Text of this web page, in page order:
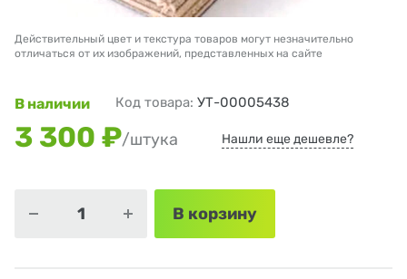
Действительный цвет и текстура товаров могут незначительно
отличаться от их изображений, представленных на сайте
В наличии Код товара: УТ-00005438
3 300 ₽/штука Нашли еще дешевле?
В корзину